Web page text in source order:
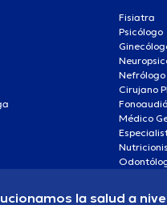
Fisiatra
Psicólogo
Nefrólogo
Cirujano
Médico
la salud a